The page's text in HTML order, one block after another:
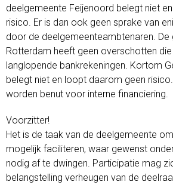
deelgemeente Feijenoord belegt niet
risico. Er is dan ook geen sprake van
door de deelgemeenteambtenaren. De
Rotterdam heeft geen overschotten
langlopende bankrekeningen. Kortom
belegt niet en loopt daarom geen
worden benut voor interne financiering.
Voorzitter!
Het is de taak van de deelgemeente
mogelijk faciliteren, waar gewenst
nodig af te dwingen. Participatie mag
belangstelling verheugen van de